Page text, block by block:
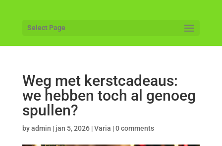
Select Page
Weg met kerstcadeaus:
we hebben toch al genoeg
spullen?
byadmin | jan 5, 2026|Varia |0 comments